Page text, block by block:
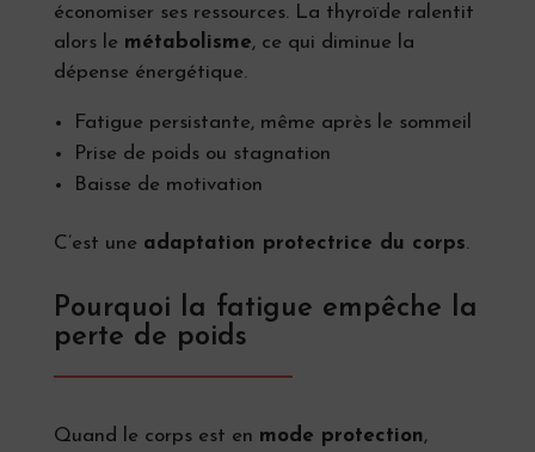
économiser ses ressources. La thyroïde ralentit
alors le métabolisme, ce qui diminue la
dépense énergétique.
Fatigue persistante, même après le sommeil
Prise de poids ou stagnation
Baisse de motivation
C’est une adaptation protectrice du corps.
Pourquoi la fatigue empêche la
perte de poids
Quand le corps est en mode protection,